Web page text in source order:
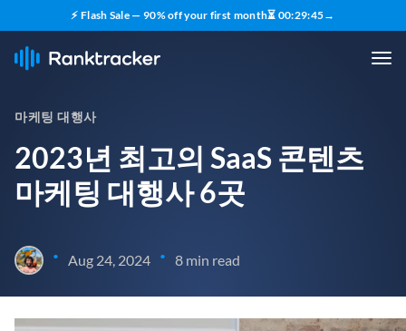
⚡ Flash Sale — 90% off your first month⏳ 00:29:44→
마케팅 대행사
2023년 최고의 SaaS 콘텐츠
마케팅 대행사 6곳
• Aug 24, 2024 • 8 min read